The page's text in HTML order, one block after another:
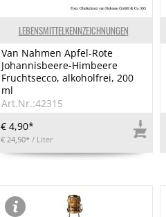
LEBENSMITTELKENNZEICHNUNGEN
Van Nahmen Apfel-Rote
Johannisbeere-Himbeere
Fruchtsecco, alkoholfrei, 200
ml
Art.Nr.:42315
€ 4,90*
€ 24,50* / Liter